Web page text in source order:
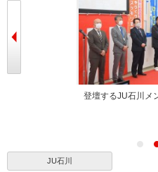
登壇するJU石川メ
JU石川